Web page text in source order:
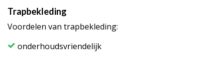
Trapbekleding
Voordelen van trapbekleding:
onderhoudsvriendelijk